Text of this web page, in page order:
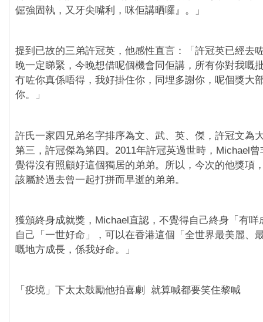
倔強固執，又牙尖嘴利，咪佢講晒囉』。」
提到已故的三弟許冠英，他感性直言：「許冠英已經去
晚一定睇緊，今晚想借呢個機會同佢講，所有你對我嘅
冇咗你真係唔得，我好掛住你，同埋多謝你，呢個獎大
你。」
許氏一家四兄弟名字排序為文、武、英、傑，許冠文為
第三，許冠傑為第四。2011年許冠英過世時，Michael
覺得沒有照顧好這個獨居的弟弟。所以，今次的他獎項
該屬於過去曾一起打拼而早逝的弟弟。
獲頒終身成就獎，Michael直認，不覺得自己終身「有咩
自己「一世好命」，可以在香港這個「全世界最美麗、
嘅地方成長，係我好命。」
「疫境」下太太鼓勵他拍喜劇 就算喊都要笑住黎喊